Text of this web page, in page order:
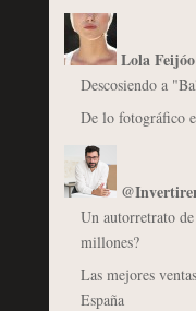
Lola Feijóo
Descosiendo a
De lo fotográfico
Un autorretrato
millones?
Las mejores
España